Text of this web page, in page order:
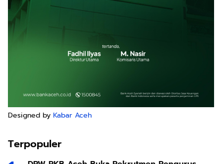
Designed by Kabar Aceh
Terpopuler